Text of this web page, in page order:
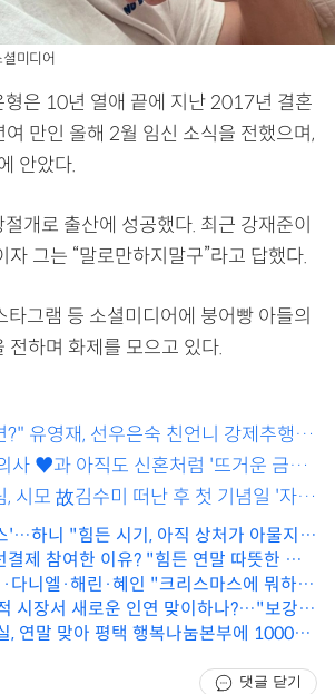
미디어
형은 10년 열애 끝에 지난 2017년 결혼
만인 올해 2월 임신 소식을 전했으며,
안았다.
개로 출산에 성공했다. 최근 강재준이
자 그는 “말로만하지말구”라고 답했다.
타그램 등 소셜미디어에 붕어빵 아들의
전하며 화제를 모으고 있다.
유영재, 선우은숙 친언니 강제추행 혐
[MD이슈]
사 ♥과 아직도 신혼처럼 '뜨거운 금실
시모 故김수미 떠난 후 첫 기념일 '자
'…하니 "힘든 시기, 아직 상처가 아물지
뷰]
결제 참여한 이유? "힘든 연말 따뜻한 시
리뷰]
다니엘·해린·혜인 "크리스마스에 뭐하냐
시장서 새로운 인연 맞이하나?…"보강이
미 준비했다" 사령탑이 언급
, 연말 맞아 평택 행복나눔본부에 1000만
댓글 닫기